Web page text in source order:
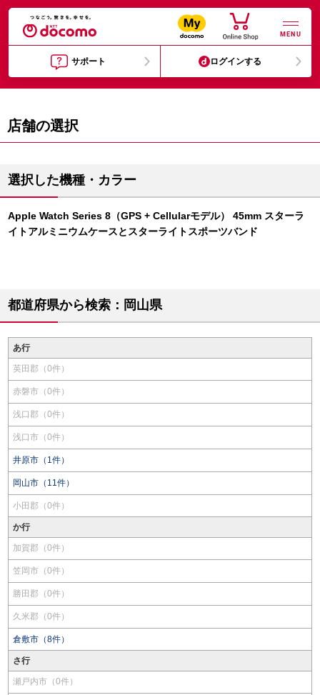
MENU
サポート ログインする
店舗の選択
選択した機種・カラー
Apple Watch Series 8（GPS + Cellularモデル） 45mm スターラ
イトアルミニウムケースとスターライトスポーツバンド
都道府県から検索：岡山県
あ行
英田郡（0件）
赤磐市（0件）
浅口郡（0件）
浅口市（0件）
井原市（1件）
岡山市（11件）
小田郡（0件）
か行
加賀郡（0件）
笠岡市（0件）
勝田郡（0件）
久米郡（0件）
倉敷市（8件）
さ行
瀬戸内市（0件）